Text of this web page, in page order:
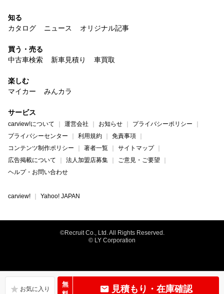
無
見積もり・在庫確認
知る
カタログ
ニュース オリジナル記事
買う・売る
中古車検索
新車見積り 車買取
楽しむ
マイカー
みんカラ
サービス
carview!について 運営会社 お知らせ
プライバシーポリシー
プライバシーセンター
利用規約
免責事項
コンテンツ制作ポリシー
著者一覧
サイトマップ
広告掲載について
法人加盟店募集
ご意見・ご要望
ヘルプ・お問い合わせ
carview! Yahoo! JAPAN
©Recruit Co., Ltd. All Rights Reserved.
© LY Corporation